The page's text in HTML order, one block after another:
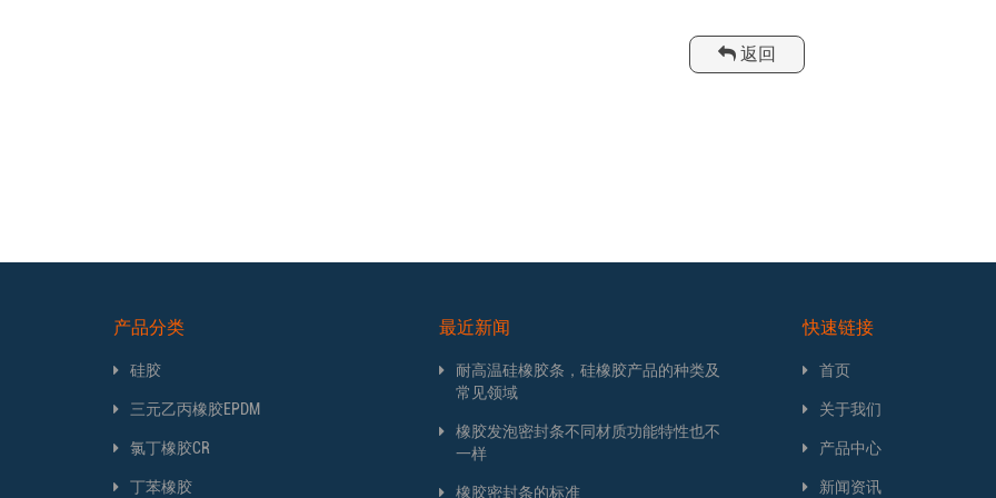
返回
产品分类
硅胶
三元乙丙橡胶EPDM
氯丁橡胶CR
丁苯橡胶
最近新闻
耐高温硅橡胶条，硅橡胶产品的种类及
常见领域
橡胶发泡密封条不同材质功能特性也不
一样
橡胶密封条的标准
快速链接
首页
关于我们
产品中心
新闻资讯